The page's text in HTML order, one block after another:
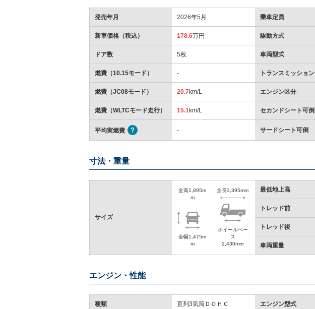
発売年月 2026年5月 乗車定員
新車価格（税込） 178.6万円 駆動方式
ドア数 5枚 車両型式
燃費（10.15モード） - トランスミッション
燃費（JC08モード） 20.7km/L エンジン区分
燃費（WLTCモード走行） 15.1km/L セカンドシート可倒
平均実燃費 - サードシート可倒
寸法・重量
サイズ
全高1,895m
m
全幅1,475m
m
全長3,395mm
ホイールベー
ス
2,430mm
最低地上高
トレッド前
トレッド後
車両重量
エンジン・性能
種類 直列3気筒ＤＯＨＣ エンジン型式